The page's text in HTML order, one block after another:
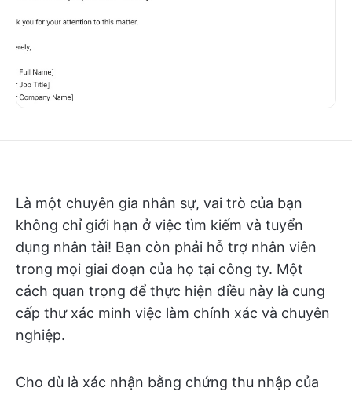
Là một chuyên gia nhân sự, vai trò của bạn
không chỉ giới hạn ở việc tìm kiếm và tuyển
dụng nhân tài! Bạn còn phải hỗ trợ nhân viên
trong mọi giai đoạn của họ tại công ty. Một
cách quan trọng để thực hiện điều này là cung
cấp thư xác minh việc làm chính xác và chuyên
nghiệp.
Cho dù là xác nhận bằng chứng thu nhập của